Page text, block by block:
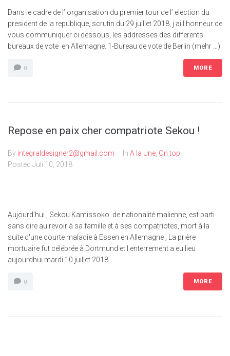
Dans le cadre de l’ organisation du premier tour de l’ election du
president de la republique, scrutin du 29 juillet 2018, j ai l honneur de
vous communiquer ci dessous, les addresses des differents
bureaux de vote en Allemagne. 1-Bureau de vote de Berlin (mehr …)
0 MORE
Repose en paix cher compatriote Sekou !
By integraldesigner2@gmail.com In A la Une On top
Posted Juli 10, 2018
Aujourd’hui , Sekou Kamissoko de nationalité malienne, est parti
sans dire au revoir à sa famille et à ses compatriotes, mort à la
suite d'une courte maladie à Essen en Allemagne , La prière
mortuaire fut célébrée à Dortmund et l enterrement a eu lieu
aujourdhui mardi 10 juillet 2018...
0 MORE